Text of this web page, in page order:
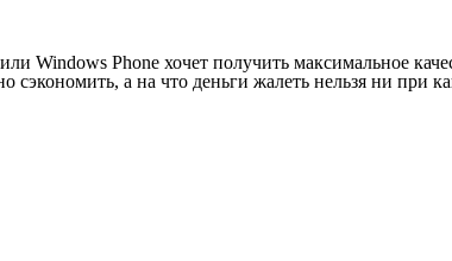
Windows Phone хочет получить максимальное
а на что деньги жалеть нельзя ни при